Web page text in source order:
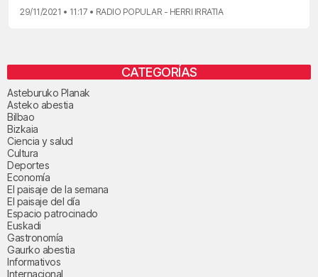
29/11/2021 • 11:17 • RADIO POPULAR - HERRI IRRATIA
CATEGORÍAS
Asteburuko Planak
Asteko abestia
Bilbao
Bizkaia
Ciencia y salud
Cultura
Deportes
Economía
El paisaje de la semana
El paisaje del día
Espacio patrocinado
Euskadi
Gastronomía
Gaurko abestia
Informativos
Internacional